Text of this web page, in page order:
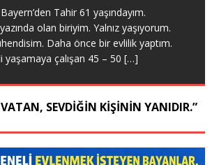
Tahir 61 yaşındayım.
olan biriyim. Yalnız yaşıyorum.
Daha önce bir evlilik yaptım.
yaşamaya çalışan 45 – 50 […]
VATAN, SEVDIĞIN KIŞININ YANIDIR.”